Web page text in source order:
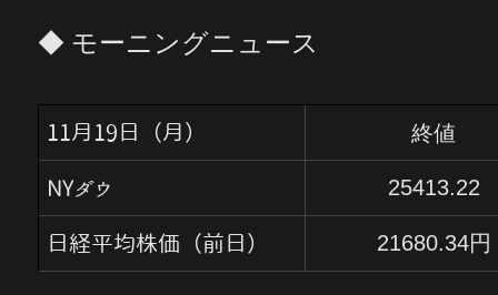
◆ モーニングニュース
11月19日（月） 終値
NYダウ 25413.22
日経平均株価（前日） 21680.34円